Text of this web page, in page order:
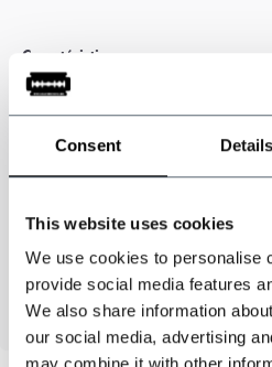
Consent Details
This website uses cookies
We use cookies to personalise
provide social media features
We also share information
our social media, advertising
Caractéristiques
Matière: 81% polyester / 15%
haute qualité
Couleur: bordeaux / bleu
Longueur: environ 130 cm
6 boutons + aiguille et fil inclus
Fabriqué à la main aux Pays-Bas